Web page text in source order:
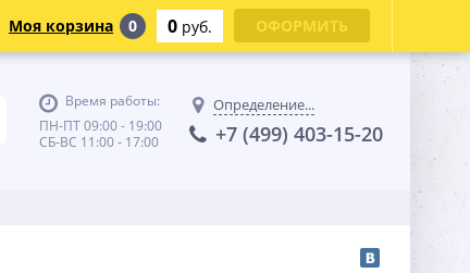
Время работы:
ПН-ПТ 09:00 - 19:00
СБ-ВС 11:00 - 17:00
Определение...
+7 (499) 403-15-20
Моя корзина 0 0 руб. ОФОРМИТЬ